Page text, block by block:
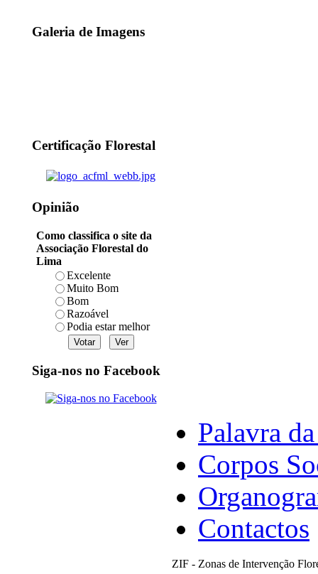
Galeria de Imagens
Certificação Florestal
Opinião
Como classifica o site da
Associação Florestal do
Lima
Excelente
Muito Bom
Bom
Razoável
Podia estar melhor
Siga-nos no Facebook
Palavra
Corpos
Contactos
ZIF - Zonas de Intervenção